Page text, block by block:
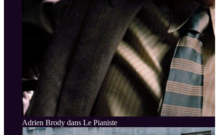
Adrien Brody dans Le Pianiste